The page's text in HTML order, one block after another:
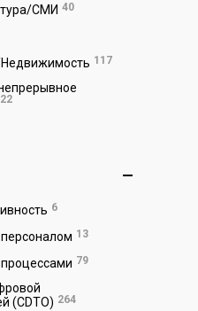
СМИ 40
117
6
13
79
(CDTO) 264